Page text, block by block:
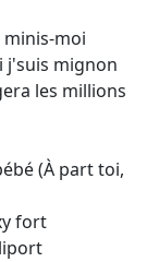
minis-moi
j'suis mignon
les millions
(À part toi,
fort